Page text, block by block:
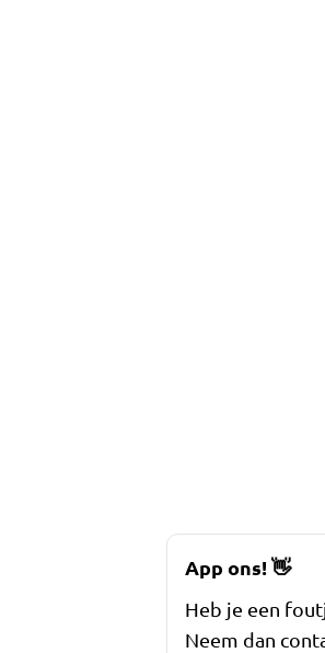
App ons!👋
Heb je een
Neem dan